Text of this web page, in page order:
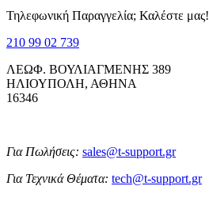
Τηλεφωνική Παραγγελία; Καλέστε μας!
210 99 02 739
ΛΕΩΦ. ΒΟΥΛΙΑΓΜΕΝΗΣ 389
ΗΛΙΟΥΠΟΛΗ, ΑΘΗΝΑ
16346
Για Πωλήσεις: sales@t-support.gr
Για Τεχνικά Θέματα: tech@t-support.gr